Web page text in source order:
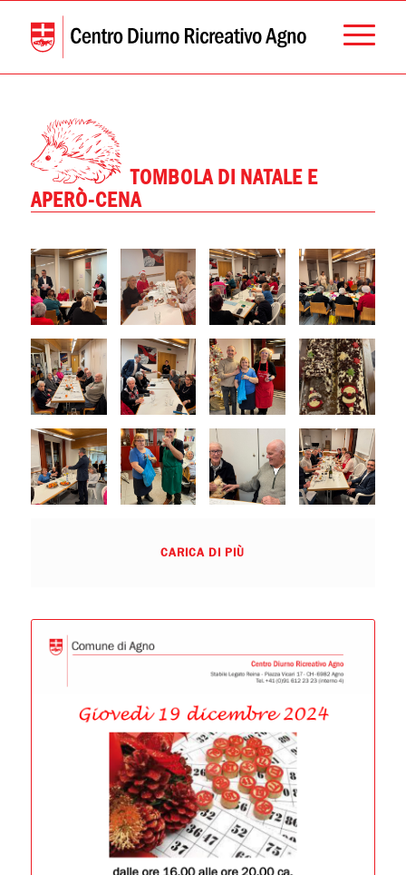
TOMBOLA DI NATALE E
APERÒ-CENA
CARICA DI PIÙ